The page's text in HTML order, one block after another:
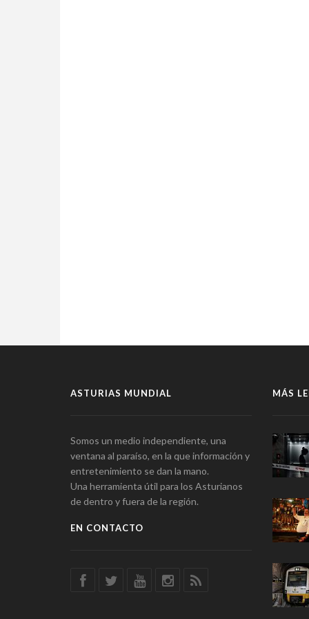
ASTURIAS MUNDIAL
Somos un medio independiente, una
ventana al paraíso, en la que información y
entretenimiento se dan la mano.
Una herramienta útil para los Asturianos
de dentro y fuera de la región.
EN CONTACTO
MÁS